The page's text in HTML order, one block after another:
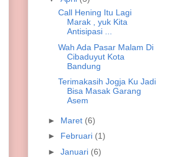
Call Hening Itu Lagi
Marak , yuk Kita
Antisipasi ...
Wah Ada Pasar Malam Di
Cibaduyut Kota
Bandung
Terimakasih Jogja Ku Jadi
Bisa Masak Garang
Asem
► Maret (6)
► Februari (1)
► Januari (6)